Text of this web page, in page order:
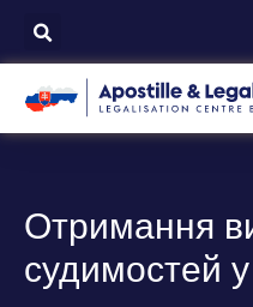
Отримання
судимостей